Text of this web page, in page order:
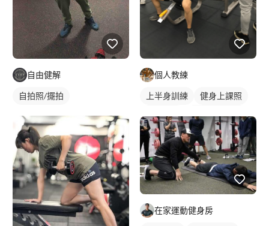
自由健解
自拍照/擺拍
個人教練
上半身訓練
健身上課照
健身團體課
重訓教練
健身課程
重訓課程
胸肌訓練
在家運動健身房